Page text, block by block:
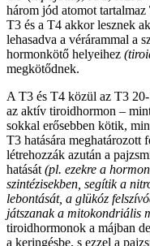
három jód atomot tartalmaz
T3 és a T4 akkor lesznek
lehasadva a vérárammal a
hormonkötő helyeihez
megkötődnek.
A T3 és T4 közül az T3
az aktív tiroidhormon –
sokkal erősebben kötik,
T3 hatására meghatározott
létrehozzák azután a
hatását (pl. ezekre a
szintézisekben, segítik a
lebontását, a glükóz
játszanak a mitokondriális
tiroidhormonok a májban
a keringésbe, s ezzel a